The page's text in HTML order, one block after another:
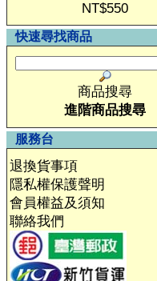
NT$550
快速尋找商品
商品搜尋
進階商品搜尋
服務台
退換貨事項
隱私權保護聲明
會員權益及須知
聯絡我們